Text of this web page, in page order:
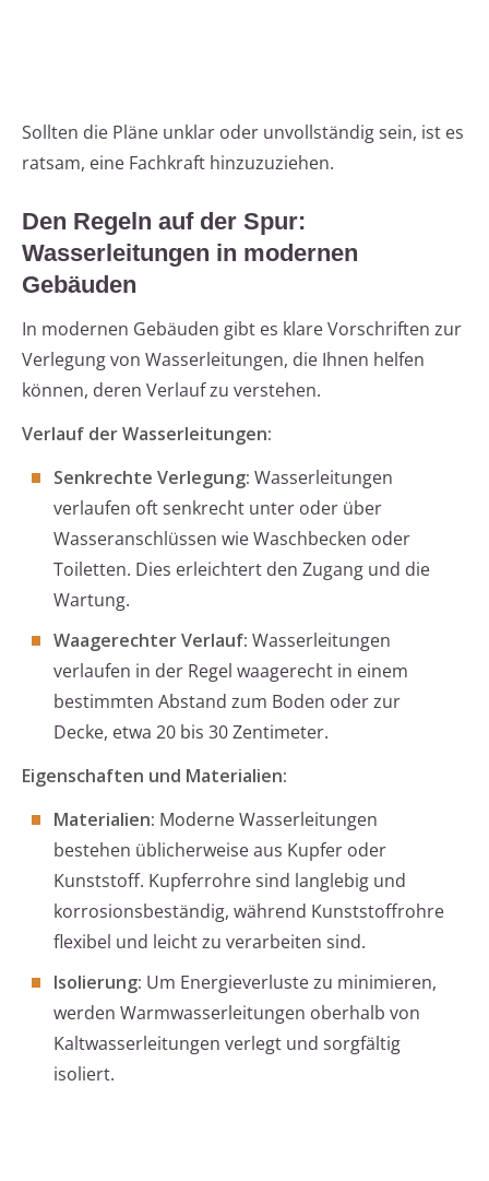
Sollten die Pläne unklar oder unvollständig sein, ist es
ratsam, eine Fachkraft hinzuzuziehen.
Den Regeln auf der Spur:
Wasserleitungen in modernen
Gebäuden
In modernen Gebäuden gibt es klare Vorschriften zur
Verlegung von Wasserleitungen, die Ihnen helfen
können, deren Verlauf zu verstehen.
Verlauf der Wasserleitungen:
Senkrechte Verlegung: Wasserleitungen
verlaufen oft senkrecht unter oder über
Wasseranschlüssen wie Waschbecken oder
Toiletten. Dies erleichtert den Zugang und die
Wartung.
Waagerechter Verlauf: Wasserleitungen
verlaufen in der Regel waagerecht in einem
bestimmten Abstand zum Boden oder zur
Decke, etwa 20 bis 30 Zentimeter.
Eigenschaften und Materialien:
Materialien: Moderne Wasserleitungen
bestehen üblicherweise aus Kupfer oder
Kunststoff. Kupferrohre sind langlebig und
korrosionsbeständig, während Kunststoffrohre
flexibel und leicht zu verarbeiten sind.
Isolierung: Um Energieverluste zu minimieren,
werden Warmwasserleitungen oberhalb von
Kaltwasserleitungen verlegt und sorgfältig
isoliert.